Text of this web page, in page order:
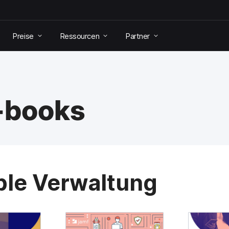
Preise Ressourcen Partner
Verwaltung